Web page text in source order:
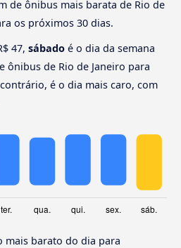
de ônibus mais barata de Rio de
os próximos 30 dias.
47, sábado é o dia da semana
ônibus de Rio de Janeiro para
é o dia mais caro, com
mais barato do dia para